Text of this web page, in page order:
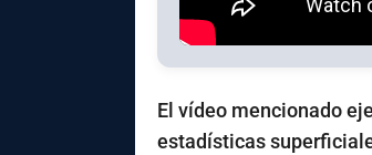
El vídeo mencionado
estadísticas